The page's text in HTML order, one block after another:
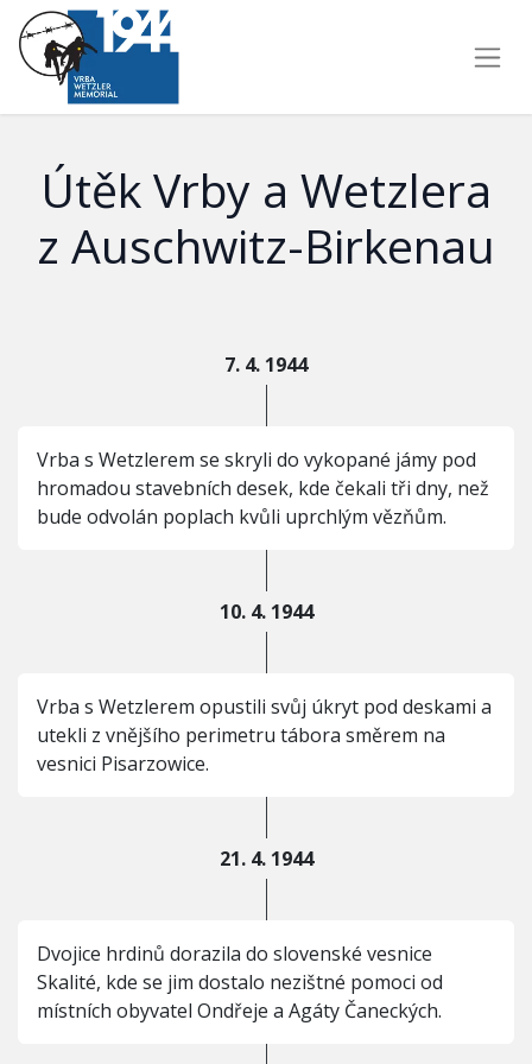
Útěk Vrby a Wetzlera
z Auschwitz-Birkenau
7. 4. 1944
Vrba s Wetzlerem se skryli do vykopané jámy pod
hromadou stavebních desek, kde čekali tři dny, než
bude odvolán poplach kvůli uprchlým vězňům.
10. 4. 1944
Vrba s Wetzlerem opustili svůj úkryt pod deskami a
utekli z vnějšího perimetru tábora směrem na
vesnici Pisarzowice.
21. 4. 1944
Dvojice hrdinů dorazila do slovenské vesnice
Skalité, kde se jim dostalo nezištné pomoci od
místních obyvatel Ondřeje a Agáty Čaneckých.